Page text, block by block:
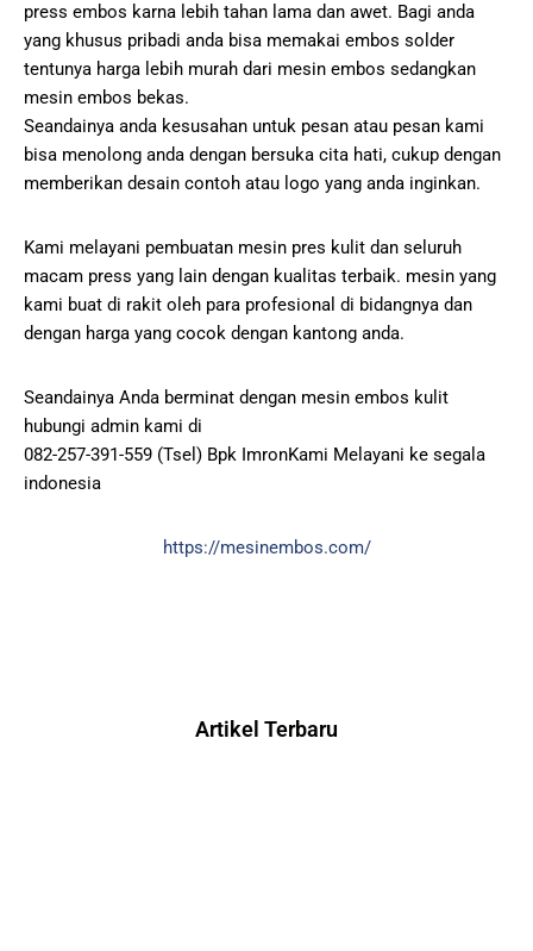
press embos karna lebih tahan lama dan awet. Bagi anda
yang khusus pribadi anda bisa memakai embos solder
tentunya harga lebih murah dari mesin embos sedangkan
mesin embos bekas.
Seandainya anda kesusahan untuk pesan atau pesan kami
bisa menolong anda dengan bersuka cita hati, cukup dengan
memberikan desain contoh atau logo yang anda inginkan.
Kami melayani pembuatan mesin pres kulit dan seluruh
macam press yang lain dengan kualitas terbaik. mesin yang
kami buat di rakit oleh para profesional di bidangnya dan
dengan harga yang cocok dengan kantong anda.
Seandainya Anda berminat dengan mesin embos kulit
hubungi admin kami di
082-257-391-559 (Tsel) Bpk ImronKami Melayani ke segala
indonesia
https://mesinembos.com/
Artikel Terbaru